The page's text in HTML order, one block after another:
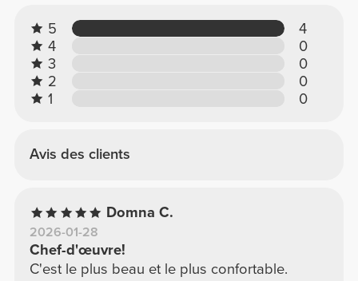
5
4
4
0
3
0
2
0
1
0
Avis des clients
Domna C.
2026-01-28
Chef-d'œuvre!
C'est le plus beau et le plus confortable.